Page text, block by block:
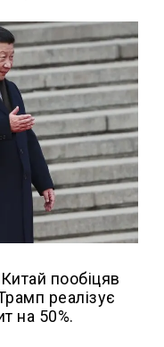
пообіцяв
реалізує
на 50%.